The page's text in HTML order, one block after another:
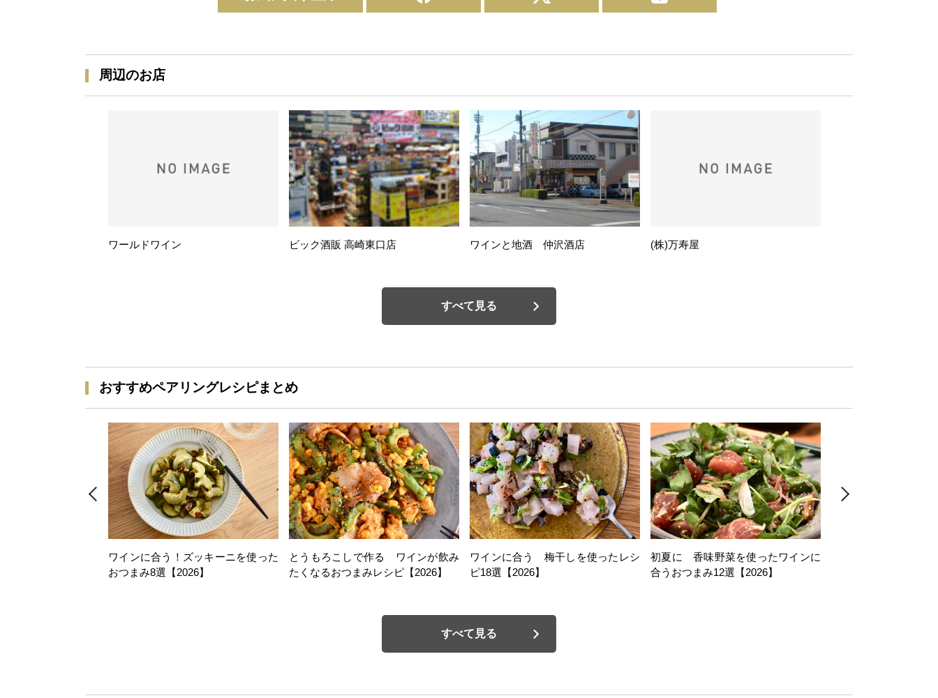
周辺のお店
ワールドワイン ビック酒販 高崎東口店 ワインと地酒 仲沢酒店 (株)万寿屋
すべて見る
おすすめペアリングレシピまとめ
ワインに合う！ズッキーニを使った
おつまみ8選【2026】
とうもろこしで作る ワインが飲み
たくなるおつまみレシピ【2026】
ワインに合う 梅干しを使ったレシ
ピ18選【2026】
初夏に 香味野菜を使ったワインに
合うおつまみ12選【2026】
すべて見る